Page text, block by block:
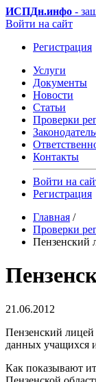
ИСПДн.инфо -
Войти на сайт
Регистрация
Услуги
Документы
Новости
Статьи
Проверки
Контакты
Войти на
Регистрация
Главная /
Проверки
Пензенский
21.06.2012
Пензенский лицей
данных учащихся
Как показывают